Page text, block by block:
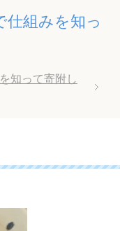
仕組みを知っ
知って寄附し